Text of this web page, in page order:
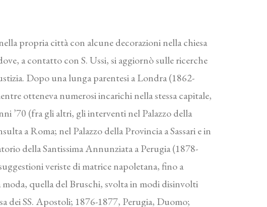
propria città con alcune decorazioni nella chiesa
a contatto con S. Ussi, si aggiornò sulle ricerche
Dopo una lunga parentesi a Londra (1862-
otteneva numerosi incarichi nella stessa capitale,
’70 (fra gli altri, gli interventi nel Palazzo della
a Roma; nel Palazzo della Provincia a Sassari e in
della Santissima Annunziata a Perugia (1878-
veriste di matrice napoletana, fino a
quella del Bruschi, svolta in modi disinvolti
dei SS. Apostoli; 1876-1877, Perugia, Duomo;